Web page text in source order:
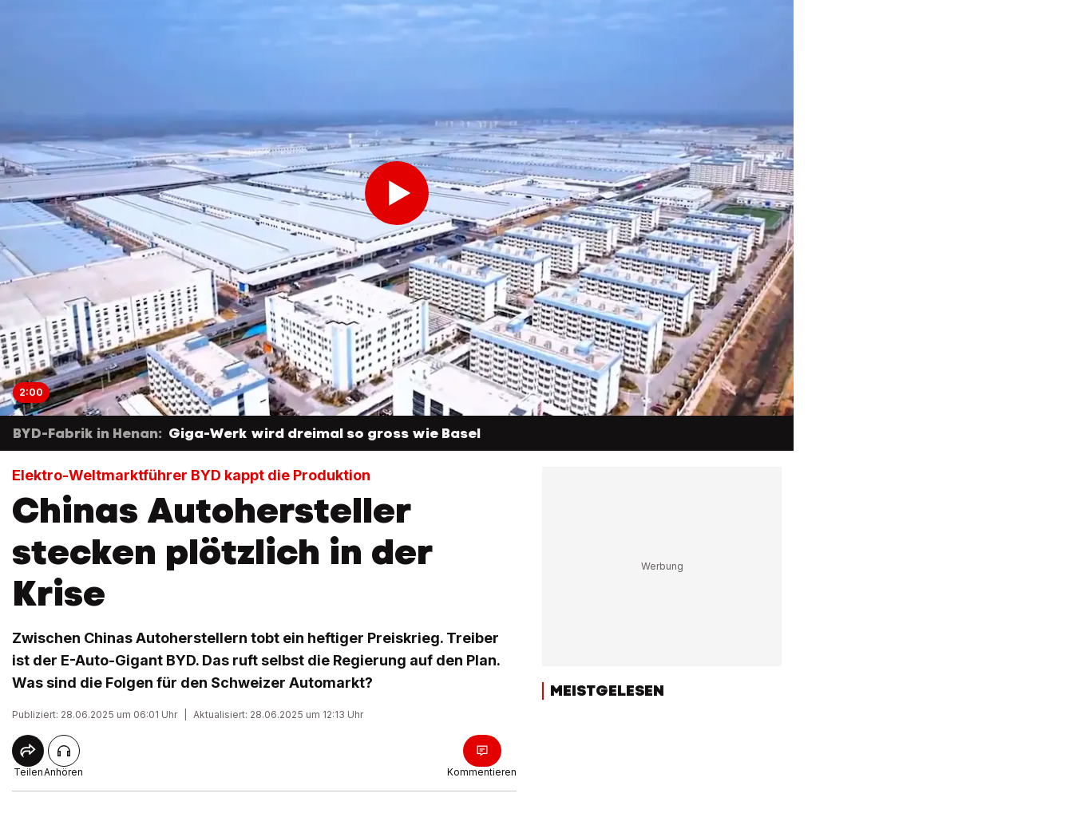
2:00
BYD-Fabrik in Henan: Giga-Werk wird dreimal so gross wie Basel
Elektro-Weltmarktführer BYD kappt die Produktion
Chinas Autohersteller
stecken plötzlich in der
Krise
Zwischen Chinas Autoherstellern tobt ein heftiger Preiskrieg. Treiber
ist der E-Auto-Gigant BYD. Das ruft selbst die Regierung auf den Plan.
Was sind die Folgen für den Schweizer Automarkt?
Publiziert: 28.06.2025 um 06:01 Uhr Aktualisiert: 28.06.2025 um 12:13 Uhr
TeilenAnhören Kommentieren
MEISTGELESEN